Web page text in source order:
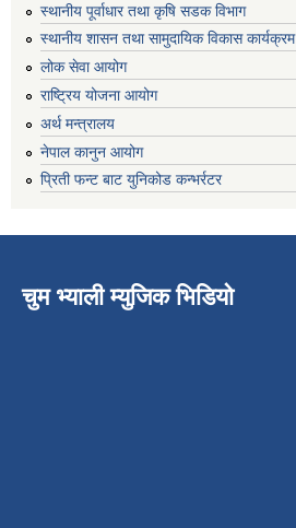
स्थानीय पूर्वाधार तथा कृषि सडक विभाग
स्थानीय शासन तथा सामुदायिक विकास कार्यक्रम
लोक सेवा आयोग
राष्ट्रिय योजना आयोग
अर्थ मन्त्रालय
नेपाल कानुन आयोग
प्रिती फन्ट बाट युनिकोड कन्भर्रटर
चुम भ्याली म्युजिक भिडियो